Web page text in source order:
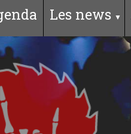
Les news